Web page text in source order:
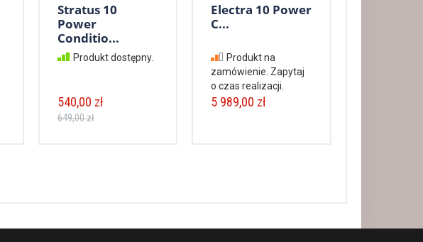
Stratus 10
Power
Conditio...
Produkt dostępny.
540,00 zł
649,00 zł
Electra 10 Power
C...
Produkt na
zamówienie. Zapytaj
o czas realizacji.
5 989,00 zł